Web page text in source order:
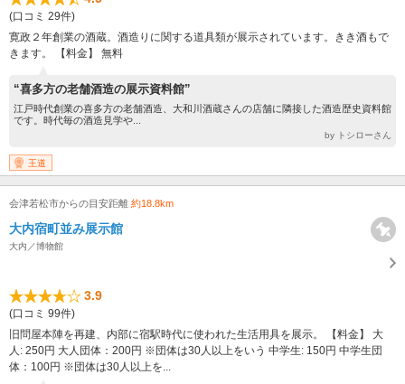
(口コミ 29件)
寛政２年創業の酒蔵。酒造りに関する道具類が展示されています。きき酒もで
きます。 【料金】 無料
“喜多方の老舗酒造の展示資料館”
江戸時代創業の喜多方の老舗酒造、大和川酒蔵さんの店舗に隣接した酒造歴史資料館
です。時代毎の酒造見学や...
by トシローさん
王道
会津若松市からの目安距離 約18.8km
大内宿町並み展示館
大内／博物館
3.9
(口コミ 99件)
旧問屋本陣を再建、内部に宿駅時代に使われた生活用具を展示。 【料金】 大
人: 250円 大人団体：200円 ※団体は30人以上をいう 中学生: 150円 中学生団
体：100円 ※団体は30人以上を...